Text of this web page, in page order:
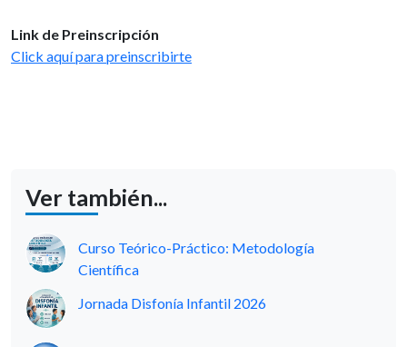
Link de Preinscripción
Click aquí para preinscribirte
Ver también...
Curso Teórico-Práctico: Metodología
Científica
Jornada Disfonía Infantil 2026